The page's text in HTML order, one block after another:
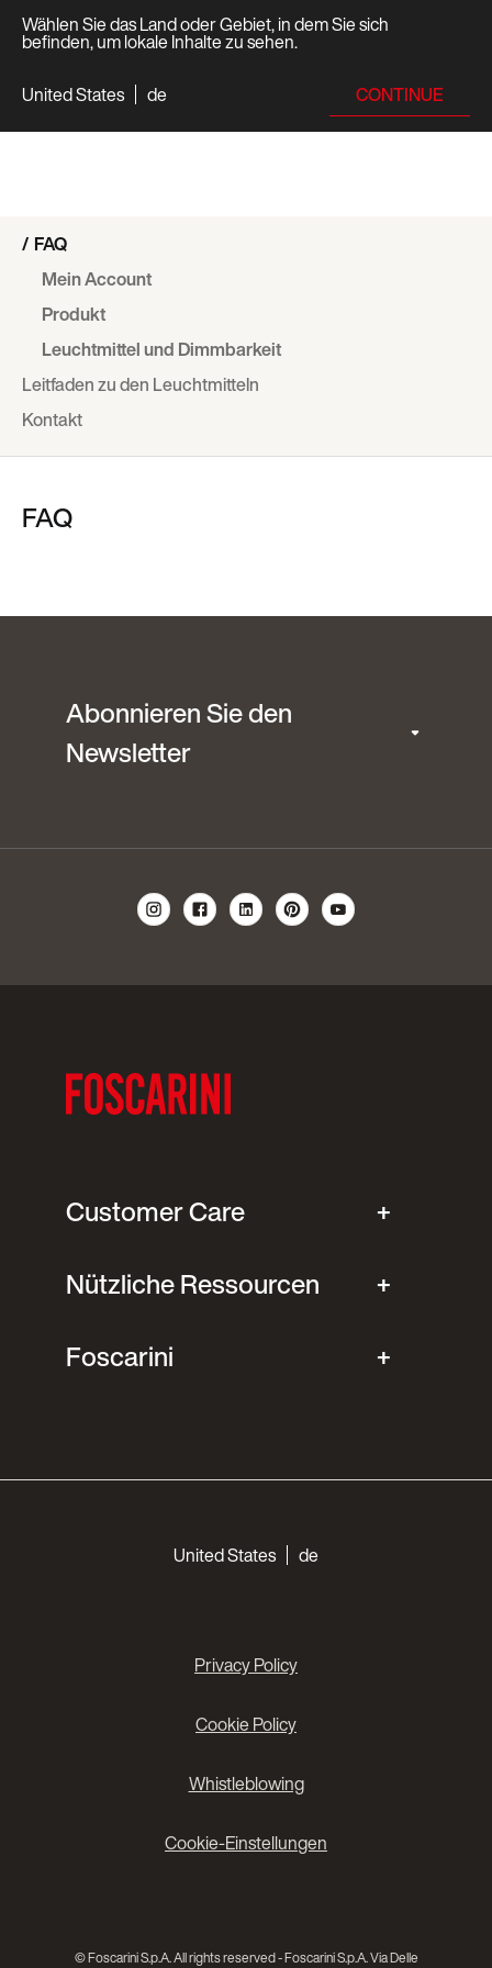
Wählen Sie das Land oder Gebiet, in dem Sie sich
befinden, um lokale Inhalte zu sehen.
United States
de CONTINUE
FAQ
Mein Account
Produkt
Leuchtmittel und Dimmbarkeit
Leitfaden zu den Leuchtmitteln
Kontakt
FAQ
Abonnieren Sie den
Newsletter
Customer Care
Nützliche Ressourcen
Foscarini
United States de
Privacy Policy
Cookie Policy
Whistleblowing
Cookie-Einstellungen
© Foscarini S.p.A. All rights reserved - Foscarini S.p.A. Via Delle